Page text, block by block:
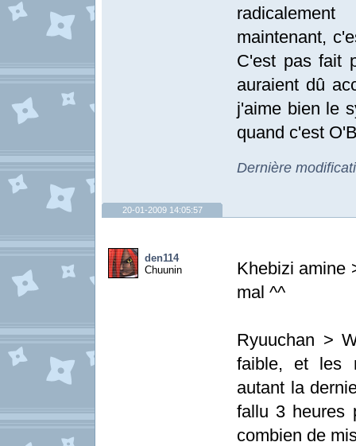
maintenant,
C'est pas fait
auraient dû
j'aime bien le
quand c'est
Dernière
20-01-2009 14:05:57
den114
Chuunin
Khebizi amine
mal ^^
Ryuuchan >
faible, et les
autant la
fallu 3 heures
combien de